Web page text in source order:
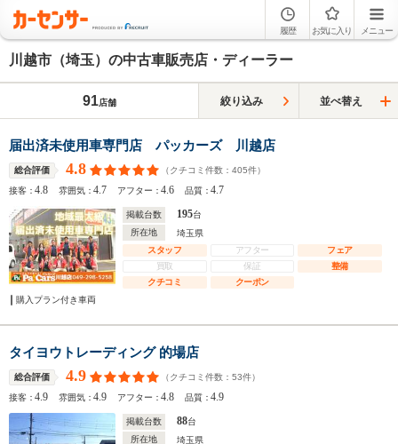
履歴 お気に入り メニュー
川越市（埼玉）の中古車販売店・ディーラー
91店舗 絞り込み 並べ替え
届出済未使用車専門店 パッカーズ 川越店
総合評価 4.8 （クチコミ件数： 405件）
接客：4.8 雰囲気：4.7 アフター：4.6 品質：4.7
掲載台数 195台
所在地
埼玉県
スタッフ
アフター
フェア
買取
保証
整備
クチコミ
クーポン
購入プラン付き車両
タイヨウトレーディング 的場店
総合評価 4.9 （クチコミ件数： 53件）
接客：4.9 雰囲気：4.9 アフター：4.8 品質：4.9
掲載台数 88台
所在地
埼玉県